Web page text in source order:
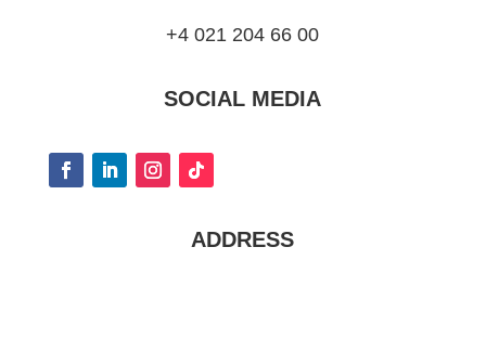
+4 021 204 66 00
SOCIAL MEDIA
ADDRESS